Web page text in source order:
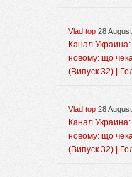
Vlad top 28
Канал
новому: що
(Випуск 32) |
Vlad top 28
Канал
новому: що
(Випуск 32) |